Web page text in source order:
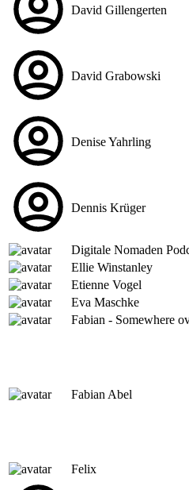
David Gillengerten
David Grabowski
Denise Yahrling
Dennis Krüger
Digitale Nomaden
Ellie Winstanley
Etienne Vogel
Eva Maschke
Fabian - Somewhere
Fabian Abel
Felix